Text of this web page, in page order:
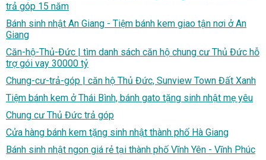
trả góp 15 năm
Bánh sinh nhật An Giang - Tiệm bánh kem giao tận nơi ở An
Giang
Căn-hộ-Thủ-Đức | tìm danh sách căn hộ chung cư Thủ Đức hỗ
trợ gói vay 30000 tỷ
Chung-cư-trả-góp | căn hộ Thủ Đức, Sunview Town Đất Xanh
Tiệm bánh kem ở Thái Bình, bánh gato tặng sinh nhật mẹ yêu
Chung cư Thủ Đức trả góp
Cửa hàng bánh kem tặng sinh nhật thành phố Hà Giang
Bánh sinh nhật ngon giá rẻ tại thành phố Vĩnh Yên - Vĩnh Phúc